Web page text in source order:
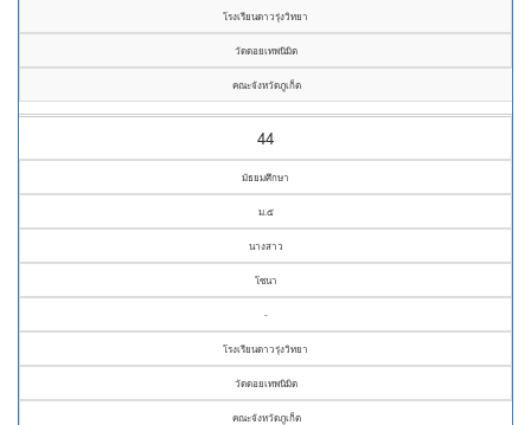
โรงเรียนดาวรุ่งวิทยา
วัดดอยเทพนิมิต
คณะจังหวัดภูเก็ต
44
มัธยมศึกษา
ม.๕
นางสาว
โซนา
-
โรงเรียนดาวรุ่งวิทยา
วัดดอยเทพนิมิต
คณะจังหวัดภูเก็ต